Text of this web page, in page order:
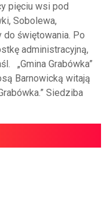
pięciu wsi pod
Sobolewa,
do świętowania. Po
administracyjną,
„Gmina Grabówka”
Barnowicką witają
Siedziba